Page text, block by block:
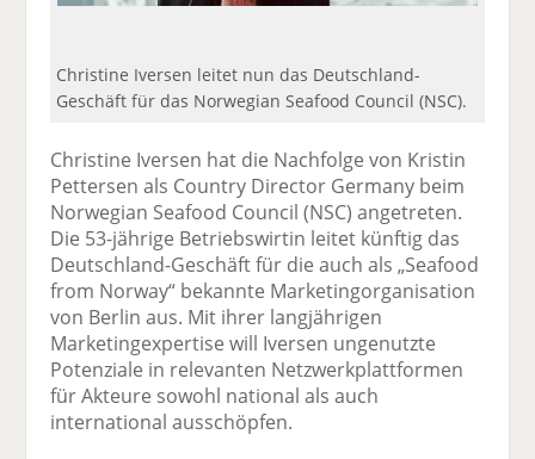
Christine Iversen leitet nun das Deutschland-
Geschäft für das Norwegian Seafood Council (NSC).
Christine Iversen hat die Nachfolge von Kristin
Pettersen als Country Director Germany beim
Norwegian Seafood Council (NSC) angetreten.
Die 53-jährige Betriebswirtin leitet künftig das
Deutschland-Geschäft für die auch als „Seafood
from Norway“ bekannte Marketingorganisation
von Berlin aus. Mit ihrer langjährigen
Marketingexpertise will Iversen ungenutzte
Potenziale in relevanten Netzwerkplattformen
für Akteure sowohl national als auch
international ausschöpfen.